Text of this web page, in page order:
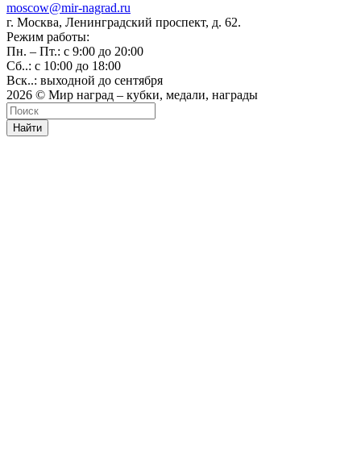
moscow@mir-nagrad.ru
г. Москва, Ленинградский проспект, д. 62.
Режим работы:
Пн. – Пт.: с 9:00 до 20:00
Сб..: с 10:00 до 18:00
Вск..: выходной до сентября
2026 © Мир наград – кубки, медали, награды
Найти